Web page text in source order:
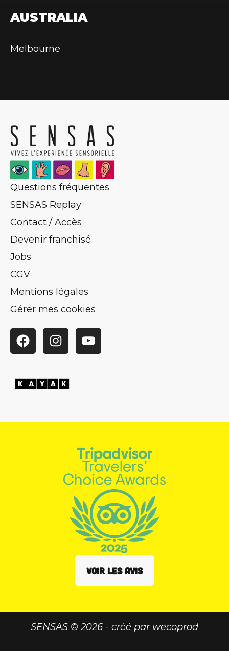
AUSTRALIA
Melbourne
Questions fréquentes
SENSAS Replay
Contact / Accès
Devenir franchisé
Jobs
CGV
Mentions légales
Gérer mes cookies
FacebookInstagramYouTube
VOIR LES AVIS
SENSAS © 2026 - créé par wecoprod